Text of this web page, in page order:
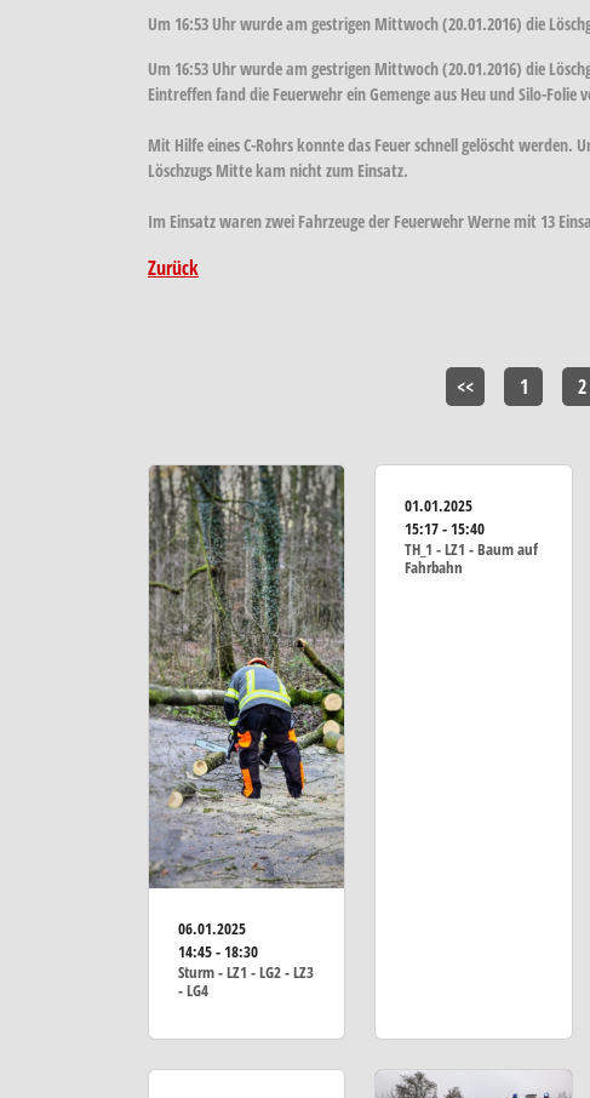
Um 16:53 Uhr wurde am gestrigen Mittwoch (20.01.2016) die
Um 16:53 Uhr wurde am gestrigen Mittwoch (20.01.2016) die
Eintreffen fand die Feuerwehr ein Gemenge aus Heu und Silo-
Mit Hilfe eines C-Rohrs konnte das Feuer schnell gelöscht
Löschzugs Mitte kam nicht zum Einsatz.
Im Einsatz waren zwei Fahrzeuge der Feuerwehr Werne mit 13
Zurück
<< 1 2
06.01.2025
14:45 - 18:30
Sturm - LZ1 - LG2 - LZ3
- LG4
01.01.2025
15:17 - 15:40
TH_1 - LZ1 - Baum auf
Fahrbahn